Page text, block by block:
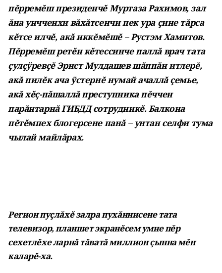
пĕрремĕш президенчĕ Муртаза Рахимов, зал
ăна унчченхи вăхăтсенчи пек ура çине тăрса
кĕтсе илчĕ, акă иккĕмĕшĕ – Рустэм Хамитов.
Пĕрремĕш ретĕн кĕтессинче паллă врач тата
çулçÿревçĕ Эрнст Мулдашев шăппăн итлерĕ,
акă пилĕк ача ÿстернĕ нумай ачаллă çемье,
акă хĕç-пăшаллă преступника пĕччен
парăнтарнă ГИБДД сотрудникĕ. Балкона
пĕтĕмпех блогерсене панă – унтан селфи тума
чылай майлăрах.
Регион пуçлăхĕ залра пухăннисене тата
телевизор, планшет экранĕсем умне пĕр
сехетлĕхе ларнă тăватă миллион çынна мĕн
каларĕ-ха.